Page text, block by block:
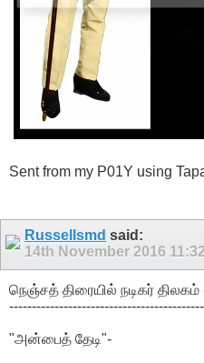
Sent from my P01Y using
Russellsmd said:
14th November 2016
நெஞ்சத் திரையில் நடிகர் திலகம்
"அன்பைத் தேடி"-